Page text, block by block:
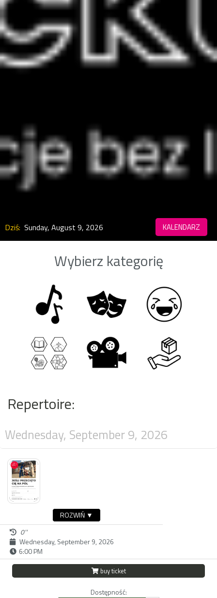
Dziś: Sunday, August 9, 2026 KALENDARZ
Wybierz kategorię
Repertoire:
Wednesday, September 9, 2026
ROZWIŃ ▼
0''
Wednesday, September 9, 2026
6:00 PM
buy ticket
Dostępność: